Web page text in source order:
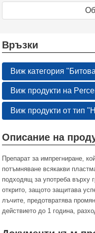
Връзки
Виж категория
Виж продукти на
Виж продукти от тип
Описание на
Препарат за импрегниране,
потъмняване всякакви
подходящ за употреба върху
открито, защото защитава
лъчите, предотвратява
действието до 1 година,